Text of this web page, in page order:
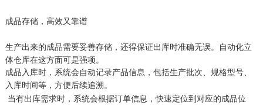
成品存储，高效又靠谱
生产出来的成品需要妥善存储，还得保证出库时准确无误。自动化立
体仓库在这方面可是强项。
成品入库时，系统会自动记录产品信息，包括生产批次、规格型号、
入库时间等，方便后续追溯。
当有出库需求时，系统会根据订单信息，快速定位到对应的成品位